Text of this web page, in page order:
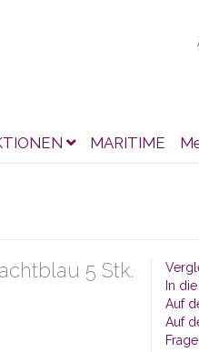
MARITIME
5 Stk.
In
Auf
Auf